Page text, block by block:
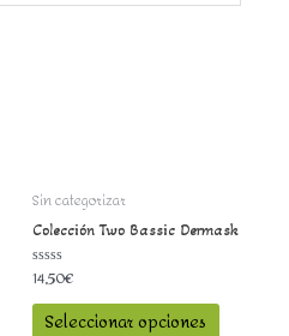
Sin categorizar
Colección Two Bassic Dermask
Valorado
con
0
14,50€
Seleccionar opciones